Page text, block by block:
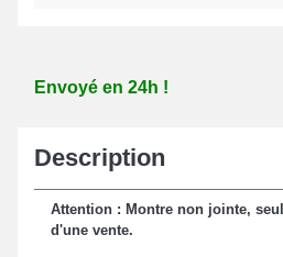
Envoyé en 24h !
Description
Attention : Montre non jointe,
d'une vente.